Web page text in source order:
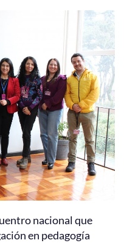
nacional que
en pedagogía